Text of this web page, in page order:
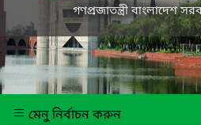
গণপ্রজাতন্ত্রী বাংলাদেশ
মেনু নির্বাচন করুন